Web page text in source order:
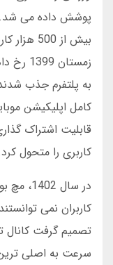
بیش از
کامل اپلیکیشن
قابلیت اشتراک
کاربری را متحول
در سال
کاربران نمی
تصمیم گرفت کانال
سرعت به اصلی